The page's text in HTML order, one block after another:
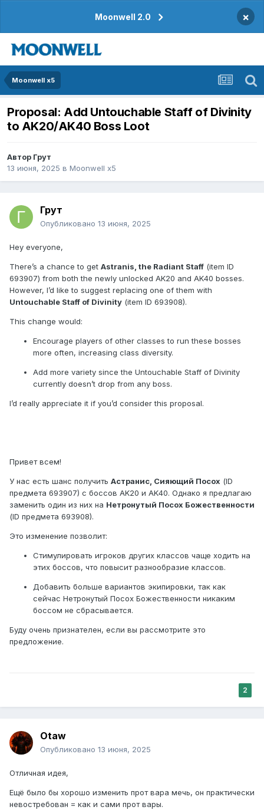
Moonwell 2.0 ×
Moonwell x5
Proposal: Add Untouchable Staff of Divinity
to AK20/AK40 Boss Loot
Автор Грут
13 июня, 2025 в Moonwell x5
Грут
Опубликовано 13 июня, 2025
Hey everyone,
There’s a chance to get Astranis, the Radiant Staff (item ID
693907) from both the newly unlocked AK20 and AK40 bosses.
However, I’d like to suggest replacing one of them with
Untouchable Staff of Divinity (item ID 693908).
This change would:
Encourage players of other classes to run these bosses
more often, increasing class diversity.
Add more variety since the Untouchable Staff of Divinity
currently doesn’t drop from any boss.
I’d really appreciate it if you’d consider this proposal.
Привет всем!
У нас есть шанс получить Астранис, Сияющий Посох (ID
предмета 693907) с боссов AK20 и AK40. Однако я предлагаю
заменить один из них на Нетронутый Посох Божественности
(ID предмета 693908).
Это изменение позволит:
Стимулировать игроков других классов чаще ходить на
этих боссов, что повысит разнообразие классов.
Добавить больше вариантов экипировки, так как
сейчас Нетронутый Посох Божественности никаким
боссом не сбрасывается.
Буду очень признателен, если вы рассмотрите это
предложение.
2
Otaw
Опубликовано 13 июня, 2025
Отличная идея,
Ещё было бы хорошо изменить прот вара мечь, он практически
невостребован = как и сами прот вары.